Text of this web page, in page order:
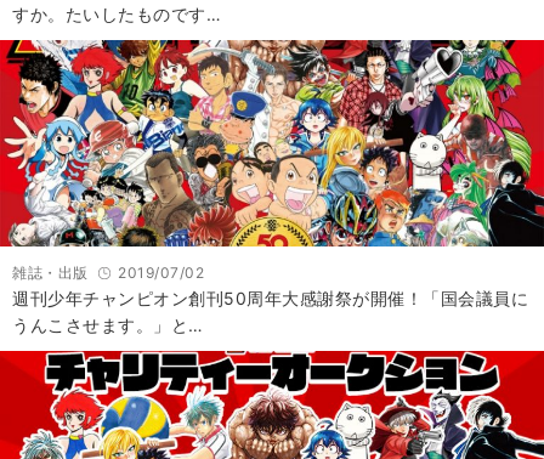
すか。たいしたものです…
雑誌・出版 2019/07/02
週刊少年チャンピオン創刊50周年大感謝祭が開催！「国会議員に
うんこさせます。」と…